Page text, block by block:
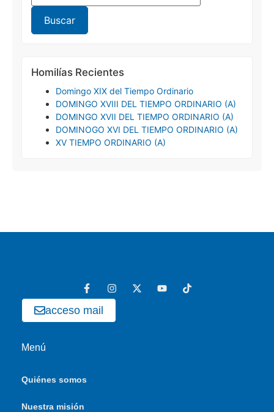
Homilías Recientes
Domingo XIX del Tiempo Ordinario
DOMINGO XVIII DEL TIEMPO ORDINARIO (A)
DOMINGO XVII DEL TIEMPO ORDINARIO (A)
DOMINOGO XVI DEL TIEMPO ORDINARIO (A)
XV TIEMPO ORDINARIO (A)
acceso mail
Menú
Quiénes somos
Nuestra misión